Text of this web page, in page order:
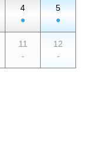
4
●
5
●
11
-
12
-